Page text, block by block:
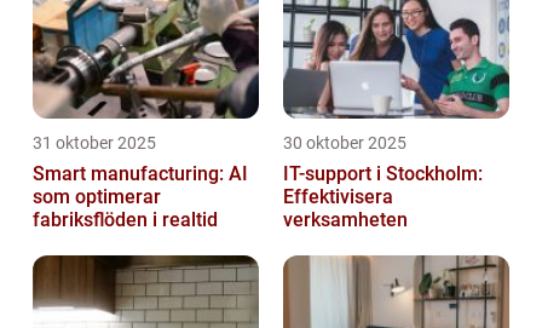
31 oktober 2025
Smart manufacturing: AI
som optimerar
fabriksflöden i realtid
30 oktober 2025
IT-support i Stockholm:
Effektivisera
verksamheten